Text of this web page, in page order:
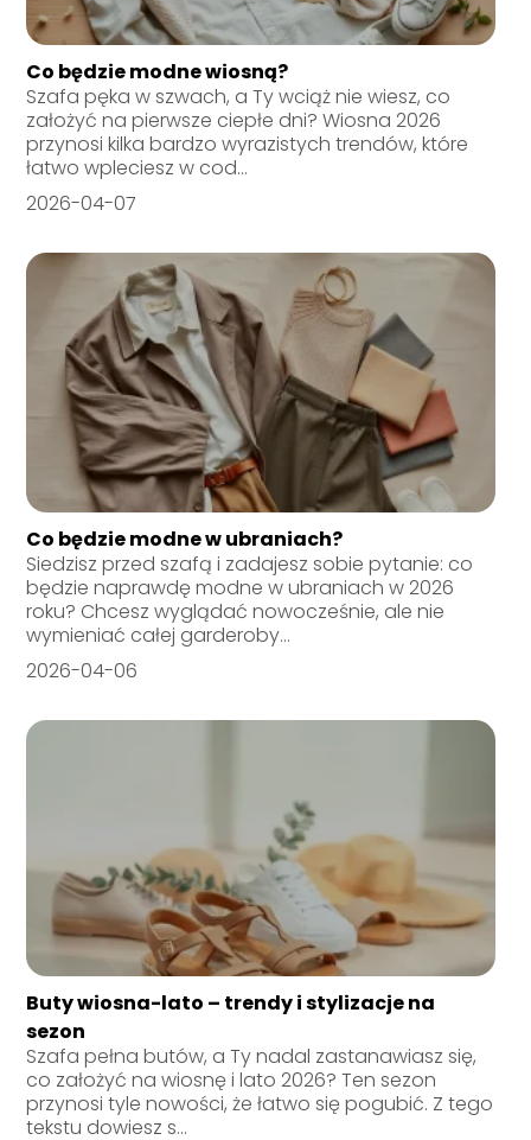
Co będzie modne wiosną?
Szafa pęka w szwach, a Ty wciąż nie wiesz, co
założyć na pierwsze ciepłe dni? Wiosna 2026
przynosi kilka bardzo wyrazistych trendów, które
łatwo wpleciesz w cod...
2026-04-07
Co będzie modne w ubraniach?
Siedzisz przed szafą i zadajesz sobie pytanie: co
będzie naprawdę modne w ubraniach w 2026
roku? Chcesz wyglądać nowocześnie, ale nie
wymieniać całej garderoby...
2026-04-06
Buty wiosna-lato – trendy i stylizacje na
sezon
Szafa pełna butów, a Ty nadal zastanawiasz się,
co założyć na wiosnę i lato 2026? Ten sezon
przynosi tyle nowości, że łatwo się pogubić. Z tego
tekstu dowiesz s...